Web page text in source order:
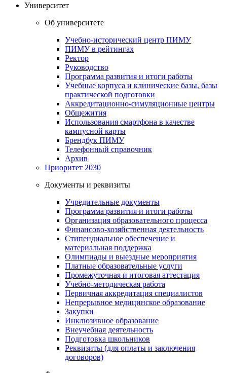
Университет
Об университете
Учебно-исторический центр ПИМУ
ПИМУ в рейтингах
Ректор
Руководство
Программа развития и итоги работы
Учебные корпуса и клинические базы, базы
практической подготовки
Аккредитационно-симуляционные центры
Общежития
Использования смартфона в качестве
кампусной карты
Брендбук ПИМУ
Телефонный справочник
Архив
Приоритет 2030
Документы и реквизиты
Учредительные документы
Программа развития и итоги работы
Организация образовательного процесса
Финансово-хозяйственная деятельность
Стипендиальное обеспечение и
материальная поддержка
Олимпиады и выездные мероприятия
Платные образовательные услуги
Промежуточная и итоговая аттестация
Учебно-методическая работа
Первичная аккредитация специалистов
Непрерывное медицинское образование
Закупки
Инклюзивное образование
Внеучебная деятельность
Подготовка школьников
Реквизиты (для оплаты и заключения
договоров)